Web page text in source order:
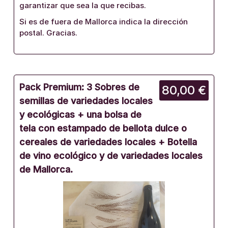
garantizar que sea la que recibas.
Si es de fuera de Mallorca indica la dirección
postal. Gracias.
80,00 €
Pack Premium: 3 Sobres de
semillas de variedades locales
y ecológicas + una bolsa de
tela con estampado de bellota dulce o
cereales de variedades locales + Botella
de vino ecológico y de variedades locales
de Mallorca.